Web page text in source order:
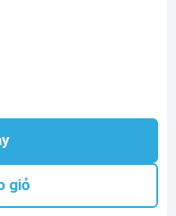
giỏ